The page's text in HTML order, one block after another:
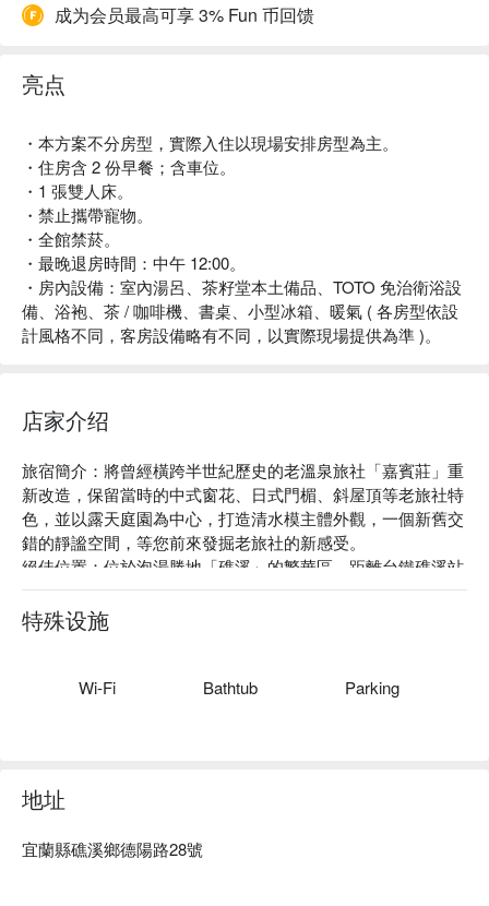
成为会员最高可享 3% Fun 币回馈
亮点
・本方案不分房型，實際入住以現場安排房型為主。
・住房含 2 份早餐；含車位。
・1 張雙人床。
・禁止攜帶寵物。
・全館禁菸。
・最晚退房時間：中午 12:00。
・房內設備：室內湯呂、茶籽堂本土備品、TOTO 免治衛浴設
備、浴袍、茶 / 咖啡機、書桌、小型冰箱、暖氣 ( 各房型依設
計風格不同，客房設備略有不同，以實際現場提供為準 )。
店家介绍
旅宿簡介：將曾經橫跨半世紀歷史的老溫泉旅社「嘉賓莊」重
新改造，保留當時的中式窗花、日式門楣、斜屋頂等老旅社特
色，並以露天庭園為中心，打造清水模主體外觀，一個新舊交
錯的靜謐空間，等您前來發掘老旅社的新感受。
絕佳位置：位於泡湯勝地「礁溪」的繁華區，距離台鐵礁溪站
僅需 6 分鐘步行時間，鄰近湯圍溝溫泉公園、礁溪溫泉廣場，
附近美食小吃林立，還有宜蘭名店的「奕順軒」也近在咫尺！
貼心服務：提供免費 Wi-Fi、24 小時接待櫃台、多語接待人
特殊设施
Wi-Fi Bathtub Parking
地址
宜蘭縣礁溪鄉德陽路28號